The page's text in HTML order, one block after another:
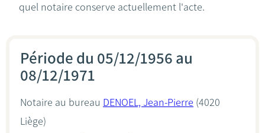
quel notaire conserve actuellement l'acte.
Période du 05/12/1956 au
08/12/1971
Notaire au bureau DENOEL, Jean-Pierre (4020
Liège)